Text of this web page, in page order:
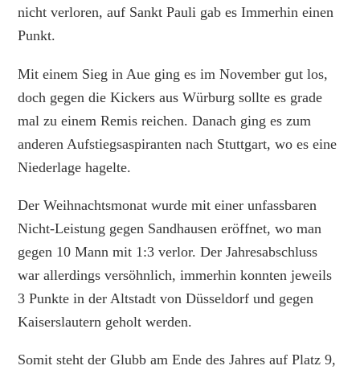
nicht verloren, auf Sankt Pauli gab es Immerhin einen
Punkt.
Mit einem Sieg in Aue ging es im November gut los,
doch gegen die Kickers aus Würburg sollte es grade
mal zu einem Remis reichen. Danach ging es zum
anderen Aufstiegsaspiranten nach Stuttgart, wo es eine
Niederlage hagelte.
Der Weihnachtsmonat wurde mit einer unfassbaren
Nicht-Leistung gegen Sandhausen eröffnet, wo man
gegen 10 Mann mit 1:3 verlor. Der Jahresabschluss
war allerdings versöhnlich, immerhin konnten jeweils
3 Punkte in der Altstadt von Düsseldorf und gegen
Kaiserslautern geholt werden.
Somit steht der Glubb am Ende des Jahres auf Platz 9,